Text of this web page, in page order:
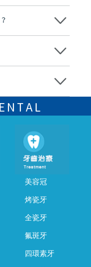
到粵港澳大灣區及周邊城
設有八大分院，香港亦設
時預約免費咨詢，讓人十
取任何費用。
的價錢，顧客同意並簽字
，而匯率會及時告知客人
們，告知我們你原本預約
美容冠
烤瓷牙
全瓷牙
氟斑牙
四環素牙